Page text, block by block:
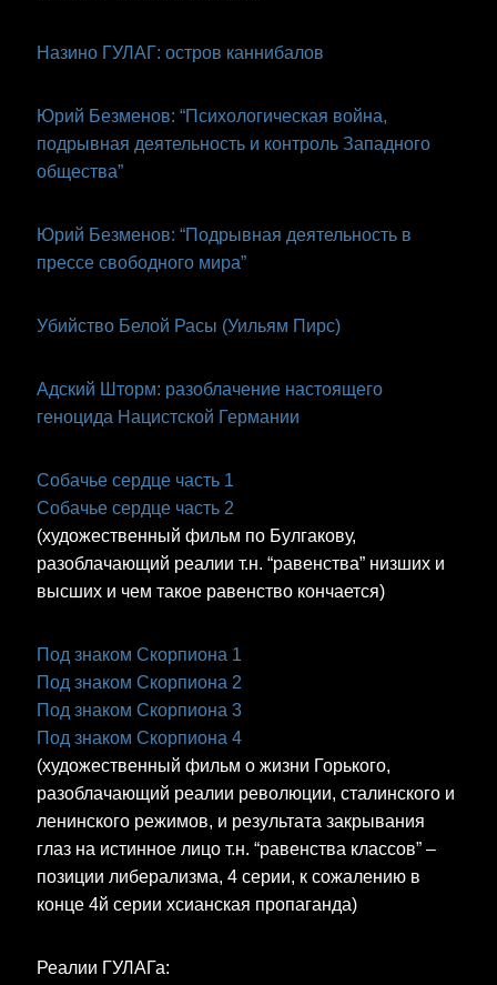
Назино ГУЛАГ: остров каннибалов
Юрий Безменов: “Психологическая война,
подрывная деятельность и контроль Западного
общества”
Юрий Безменов: “Подрывная деятельность в
прессе свободного мира”
Убийство Белой Расы (Уильям Пирс)
Адский Шторм: разоблачение настоящего
геноцида Нацистской Германии
Собачье сердце часть 1
Собачье сердце часть 2
(художественный фильм по Булгакову,
разоблачающий реалии т.н. “равенства” низших и
высших и чем такое равенство кончается)
Под знаком Скорпиона 1
Под знаком Скорпиона 2
Под знаком Скорпиона 3
Под знаком Скорпиона 4
(художественный фильм о жизни Горького,
разоблачающий реалии революции, сталинского и
ленинского режимов, и результата закрывания
глаз на истинное лицо т.н. “равенства классов” –
позиции либерализма, 4 серии, к сожалению в
конце 4й серии хсианская пропаганда)
Реалии ГУЛАГа: